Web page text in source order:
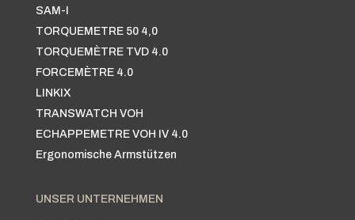
SAM-I
TORQUEMETRE 50 4,0
TORQUEMÈTRE TVD 4.0
FORCEMÈTRE 4.0
LINKIX
TRANSWATCH VOH
ECHAPPEMETRE VOH IV 4.0
Ergonomische Armstützen
UNSER UNTERNEHMEN